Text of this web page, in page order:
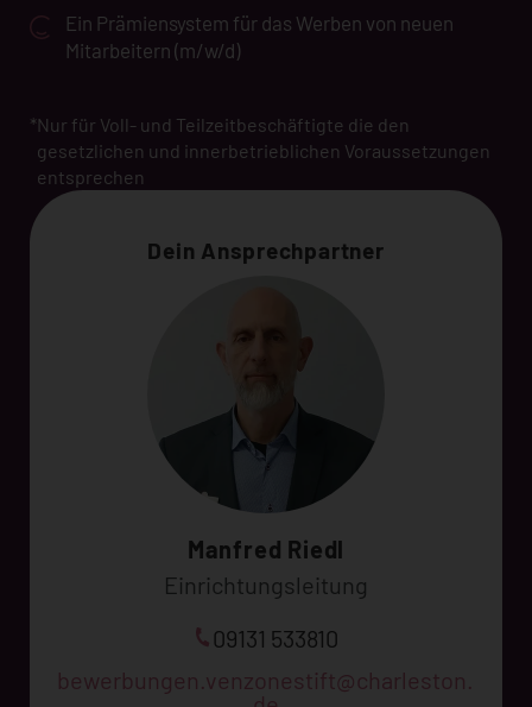
Dein Ansprechpartner
Manfred Riedl
Einrichtungsleitung
09131 533810
bewerbungen.venzonestift@charleston.
Ein Prämiensystem für das Werben von neuen
Mitarbeitern (m/w/d)
*Nur für Voll- und Teilzeitbeschäftigte die den
gesetzlichen und innerbetrieblichen Voraussetzungen
entsprechen